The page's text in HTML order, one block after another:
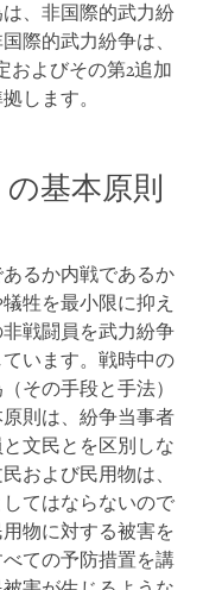
、非国際的武力紛
際的武力紛争は、
およびその第2追加
します。
基本原則
るか内戦であるか
牲を最小限に抑え
戦闘員を武力紛争
います。戦時中の
その手段と手法）
則は、紛争当事者
文民とを区別しな
および民用物は、
てはならないので
物に対する被害を
ての予防措置を講